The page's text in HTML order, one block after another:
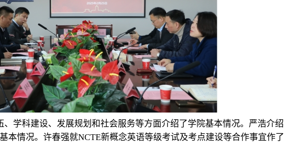
、学科建设、发展规划和社会服务等方面介绍了学院基本情况。严浩介绍
本情况。许春强就NCTE新概念英语等级考试及考点建设等合作事宜作了